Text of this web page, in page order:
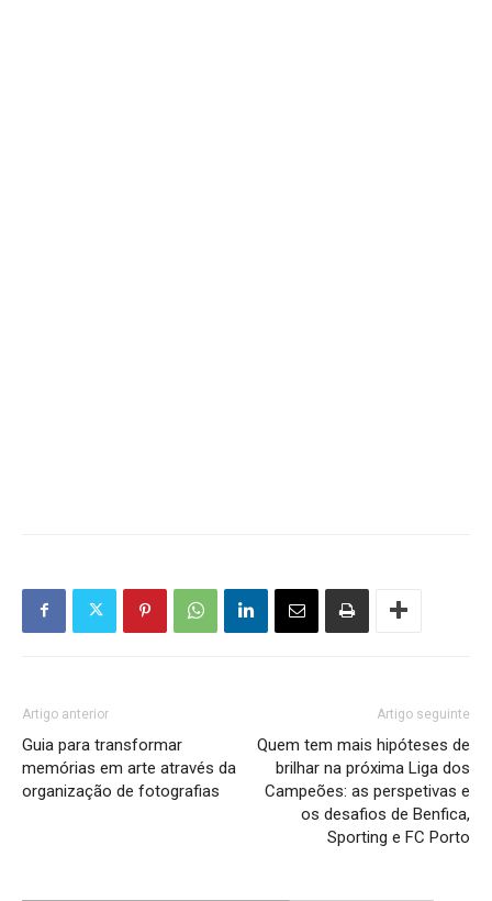
Artigo anterior
Guia para transformar
memórias em arte através da
organização de fotografias
Artigo seguinte
Quem tem mais hipóteses de
brilhar na próxima Liga dos
Campeões: as perspetivas e
os desafios de Benfica,
Sporting e FC Porto